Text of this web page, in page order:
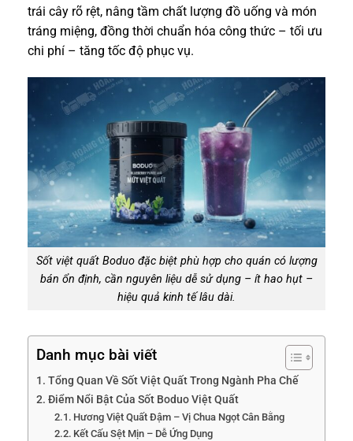
trái cây rõ rệt, nâng tầm chất lượng đồ uống và món
tráng miệng, đồng thời chuẩn hóa công thức – tối ưu
chi phí – tăng tốc độ phục vụ.
Sốt việt quất Boduo đặc biệt phù hợp cho quán có lượng
bán ổn định, cần nguyên liệu dễ sử dụng – ít hao hụt –
hiệu quả kinh tế lâu dài.
Danh mục bài viết
Tổng Quan Về Sốt Việt Quất Trong Ngành Pha Chế
Điểm Nổi Bật Của Sốt Boduo Việt Quất
Hương Việt Quất Đậm – Vị Chua Ngọt Cân Bằng
Kết Cấu Sệt Mịn – Dễ Ứng Dụng